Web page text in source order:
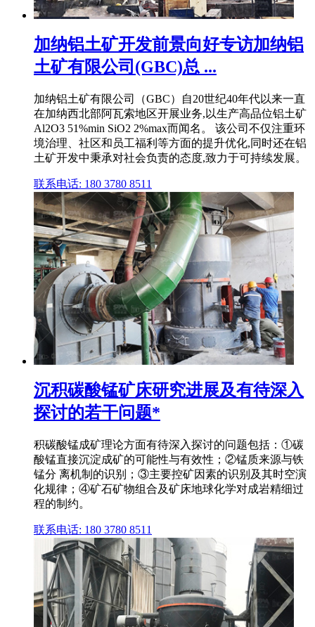
加纳铝土矿开发前景向好专访加纳铝
土矿有限公司(GBC)总 ...
加纳铝土矿有限公司（GBC）自20世纪40年代以来一直
在加纳西北部阿瓦索地区开展业务,以生产高品位铝土矿
Al2O3 51%min SiO2 2%max而闻名。 该公司不仅注重环
境治理、社区和员工福利等方面的提升优化,同时还在铝
土矿开发中秉承对社会负责的态度,致力于可持续发展。
联系电话: 180 3780 8511
沉积碳酸锰矿床研究进展及有待深入
探讨的若干问题*
积碳酸锰成矿理论方面有待深入探讨的问题包括：①碳
酸锰直接沉淀成矿的可能性与有效性；②锰质来源与铁
锰分 离机制的识别；③主要控矿因素的识别及其时空演
化规律；④矿石矿物组合及矿床地球化学对成岩精细过
程的制约。
联系电话: 180 3780 8511